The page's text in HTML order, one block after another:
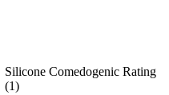
Silicone Comedogenic Rating
(1)